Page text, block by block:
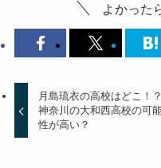
よかった
月島琉衣の高校はどこ！？
神奈川の大和西高校の可
性が高い？